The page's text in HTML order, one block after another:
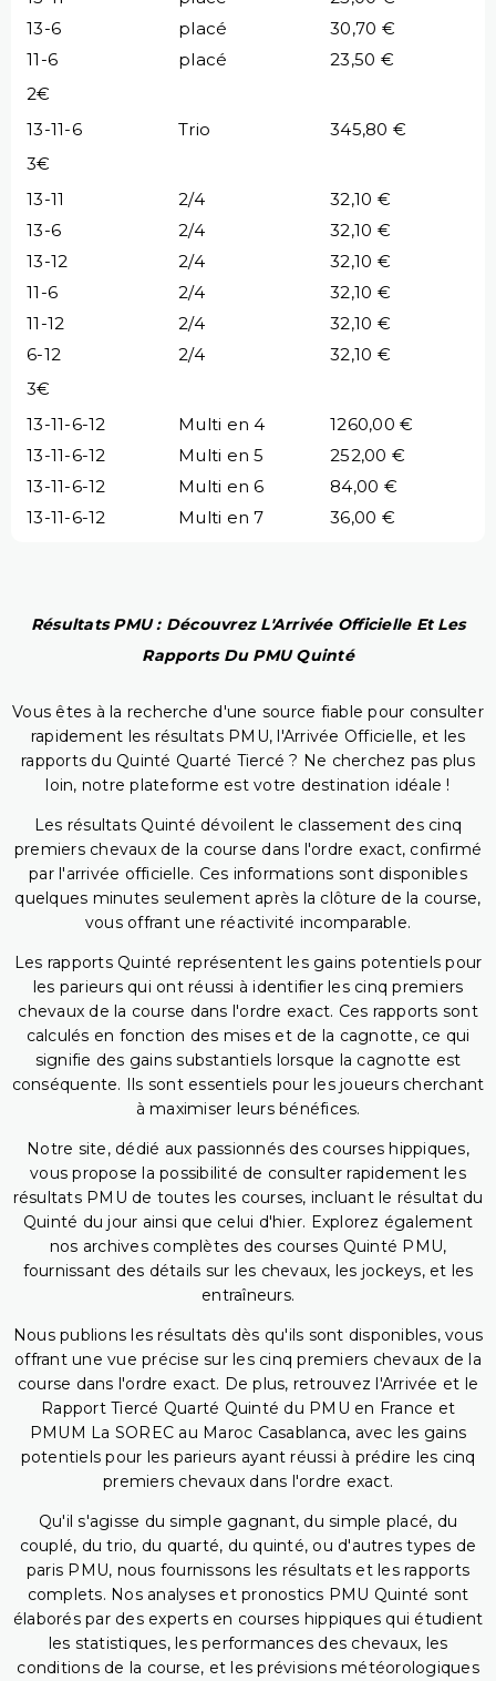
13-6
placé
30,70 €
11-6
placé
23,50 €
2€
13-11-6
Trio
345,80 €
3€
13-11
2/4
32,10 €
13-6
2/4
32,10 €
13-12
2/4
32,10 €
11-6
2/4
32,10 €
11-12
2/4
32,10 €
6-12
2/4
32,10 €
3€
13-11-6-12
Multi en 4
1260,00 €
13-11-6-12
Multi en 5
252,00 €
13-11-6-12
Multi en 6
84,00 €
13-11-6-12
Multi en 7 36,00 €
Résultats PMU : Découvrez L'Arrivée Officielle Et Les
Rapports Du PMU Quinté
Vous êtes à la recherche d'une source fiable pour consulter
rapidement les résultats PMU, l'Arrivée Officielle, et les
rapports du Quinté Quarté Tiercé ? Ne cherchez pas plus
loin, notre plateforme est votre destination idéale !
Les résultats Quinté dévoilent le classement des cinq
premiers chevaux de la course dans l'ordre exact, confirmé
par l'arrivée officielle. Ces informations sont disponibles
quelques minutes seulement après la clôture de la course,
vous offrant une réactivité incomparable.
Les rapports Quinté représentent les gains potentiels pour
les parieurs qui ont réussi à identifier les cinq premiers
chevaux de la course dans l'ordre exact. Ces rapports sont
calculés en fonction des mises et de la cagnotte, ce qui
signifie des gains substantiels lorsque la cagnotte est
conséquente. Ils sont essentiels pour les joueurs cherchant
à maximiser leurs bénéfices.
Notre site, dédié aux passionnés des courses hippiques,
vous propose la possibilité de consulter rapidement les
résultats PMU de toutes les courses, incluant le résultat du
Quinté du jour ainsi que celui d'hier. Explorez également
nos archives complètes des courses Quinté PMU,
fournissant des détails sur les chevaux, les jockeys, et les
entraîneurs.
Nous publions les résultats dès qu'ils sont disponibles, vous
offrant une vue précise sur les cinq premiers chevaux de la
course dans l'ordre exact. De plus, retrouvez l'Arrivée et le
Rapport Tiercé Quarté Quinté du PMU en France et
PMUM La SOREC au Maroc Casablanca, avec les gains
potentiels pour les parieurs ayant réussi à prédire les cinq
premiers chevaux dans l'ordre exact.
Qu'il s'agisse du simple gagnant, du simple placé, du
couplé, du trio, du quarté, du quinté, ou d'autres types de
paris PMU, nous fournissons les résultats et les rapports
complets. Nos analyses et pronostics PMU Quinté sont
élaborés par des experts en courses hippiques qui étudient
les statistiques, les performances des chevaux, les
conditions de la course, et les prévisions météorologiques